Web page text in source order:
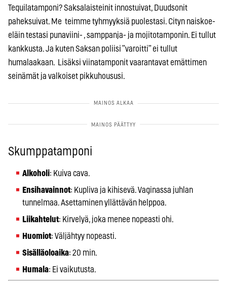
Tequilatamponi? Saksalaisteinit innostuivat, Duudsonit
paheksuivat. Me teimme tyhmyyksiä puolestasi. Cityn naiskoe-
eläin testasi punaviini- , samppanja- ja mojitotamponin. Ei tullut
kankkusta. Ja kuten Saksan poliisi ”varoitti” ei tullut
humalaakaan. Lisäksi viinatamponit vaarantavat emättimen
seinämät ja valkoiset pikkuhoususi.
Skumppatamponi
Alkoholi: Kuiva cava.
Ensihavainnot: Kupliva ja kihisevä. Vaginassa juhlan
tunnelmaa. Asettaminen yllättävän helppoa.
Liikahtelut: Kirvelyä, joka menee nopeasti ohi.
Huomiot: Väljähtyy nopeasti.
Sisälläoloaika: 20 min.
Humala: Ei vaikutusta.